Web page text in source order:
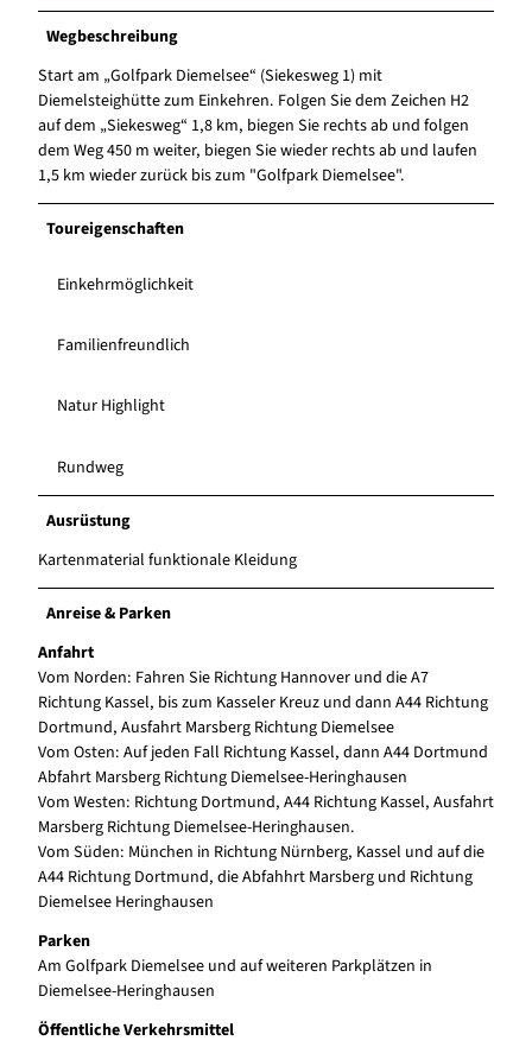
Wegbeschreibung
Start am „Golfpark Diemelsee“ (Siekesweg 1) mit
Diemelsteighütte zum Einkehren. Folgen Sie dem Zeichen H2
auf dem „Siekesweg“ 1,8 km, biegen Sie rechts ab und folgen
dem Weg 450 m weiter, biegen Sie wieder rechts ab und laufen
1,5 km wieder zurück bis zum "Golfpark Diemelsee".
Toureigenschaften
Einkehrmöglichkeit
Familienfreundlich
Natur Highlight
Rundweg
Ausrüstung
Kartenmaterial funktionale Kleidung
Anreise & Parken
Anfahrt
Vom Norden: Fahren Sie Richtung Hannover und die A7
Richtung Kassel, bis zum Kasseler Kreuz und dann A44 Richtung
Dortmund, Ausfahrt Marsberg Richtung Diemelsee
Vom Osten: Auf jeden Fall Richtung Kassel, dann A44 Dortmund
Abfahrt Marsberg Richtung Diemelsee-Heringhausen
Vom Westen: Richtung Dortmund, A44 Richtung Kassel, Ausfahrt
Marsberg Richtung Diemelsee-Heringhausen.
Vom Süden: München in Richtung Nürnberg, Kassel und auf die
A44 Richtung Dortmund, die Abfahhrt Marsberg und Richtung
Diemelsee Heringhausen
Parken
Am Golfpark Diemelsee und auf weiteren Parkplätzen in
Diemelsee-Heringhausen
Öffentliche Verkehrsmittel